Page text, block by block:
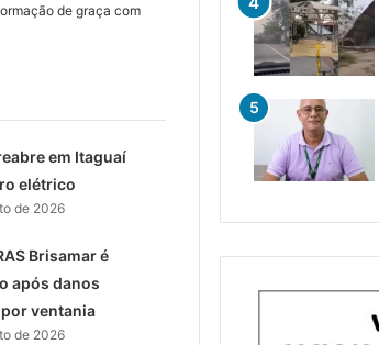
de graça com
em Itaguaí
elétrico
de 2026
Brisamar é
após danos
ventania
de 2026